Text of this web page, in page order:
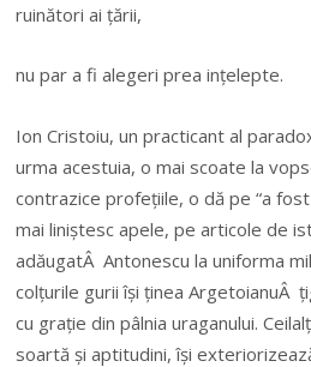
ruinători ai țării,
nu par a fi alegeri prea ințelepte.
Ion Cristoiu, un practicant al
urma acestuia, o mai scoate la
contrazice profețiile, o dă pe “a fost
mai liniștesc apele, pe articole de
adăugatÂ Antonescu la uniforma
colțurile gurii își ținea ArgetoianuÂ
cu grație din pâlnia uraganului.
soartă și aptitudini, își